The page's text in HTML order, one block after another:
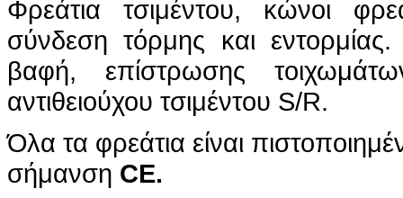
Φρεάτια τσιμέντου, κώνοι
σύνδεση τόρμης και
βαφή, επίστρωσης
αντιθειούχου τσιμέντου S/R.
Όλα τα φρεάτια είναι
σήμανση CE.